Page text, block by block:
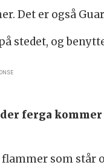
Det er også
stedet, og
ferga
som står